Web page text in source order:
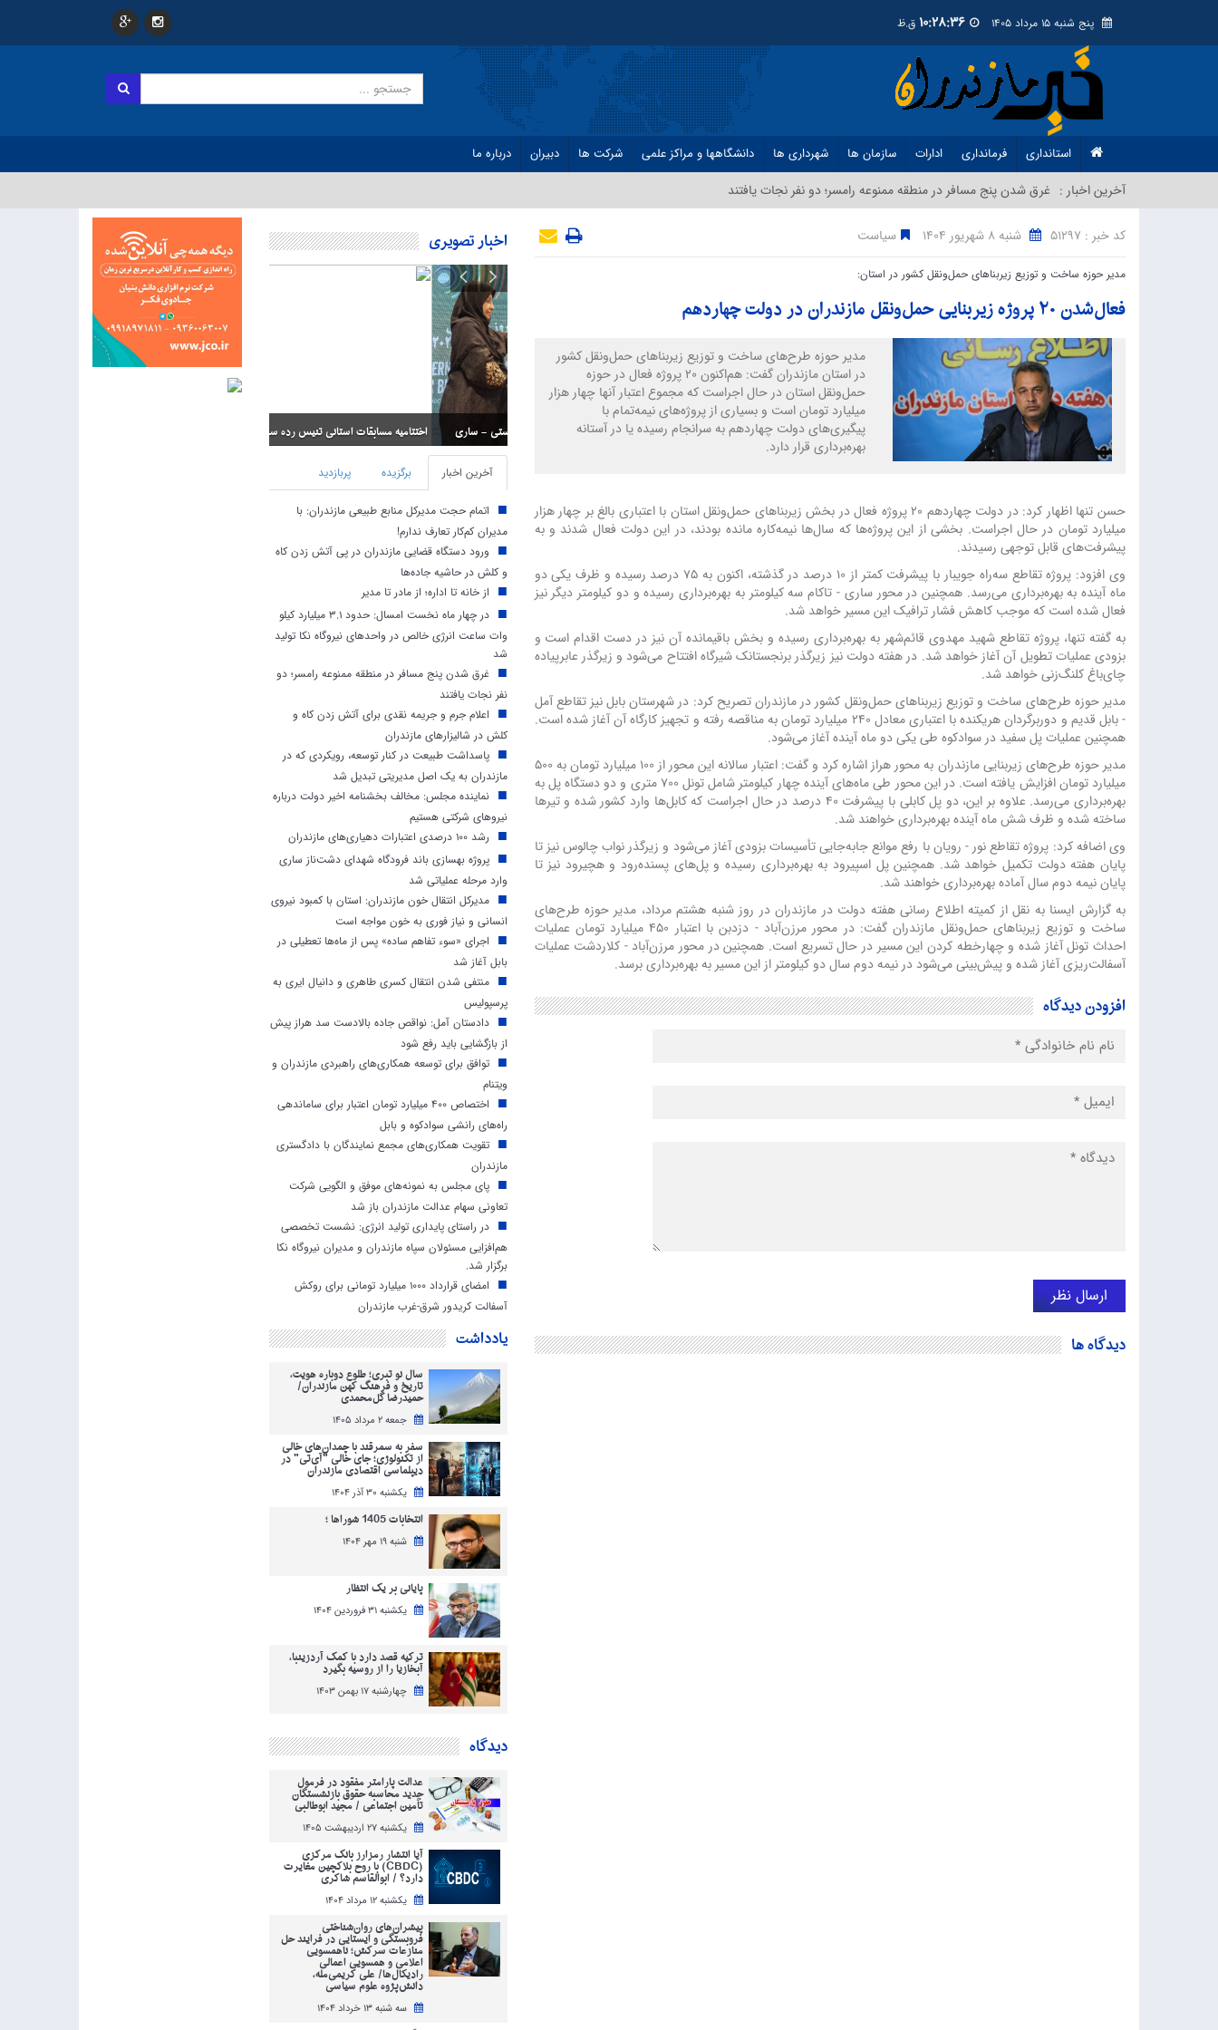
پنج شنبه 15 مرداد 1405 10:28:37 ق.ظ
استانداری فرمانداری ادارات سازمان ها شهرداری ها دانشگاهها و مراکز علمی شرکت ها دبیران درباره ما
آخرین اخبار : غرق شدن پنج مسافر در منطقه ممنوعه رامسر؛ دو نفر نجات یافتند
کد خبر : 51297 شنبه 8 شهريور 1404 سیاست
مدیر حوزه ساخت و توزیع زیربناهای حمل‌ونقل کشور در استان:
فعال‌شدن ۲۰ پروژه زیربنایی حمل‌ونقل مازندران در دولت چهاردهم
مدیر حوزه طرح‌های ساخت و توزیع زیربناهای حمل‌ونقل کشور
در استان مازندران گفت: هم‌اکنون ۲۰ پروژه فعال در حوزه
حمل‌ونقل استان در حال اجراست که مجموع اعتبار آنها چهار هزار
میلیارد تومان است و بسیاری از پروژه‌های نیمه‌تمام با
پیگیری‌های دولت چهاردهم به سرانجام رسیده یا در آستانه
بهره‌برداری قرار دارد.
حسن تنها اظهار کرد: در دولت چهاردهم ۲۰ پروژه فعال در بخش زیربناهای حمل‌ونقل استان با اعتباری بالغ بر چهار هزار
میلیارد تومان در حال اجراست. بخشی از این پروژه‌ها که سال‌ها نیمه‌کاره مانده بودند، در این دولت فعال شدند و به
پیشرفت‌های قابل توجهی رسیدند.
وی افزود: پروژه تقاطع سه‌راه جویبار با پیشرفت کمتر از ۱۰ درصد در گذشته، اکنون به ۷۵ درصد رسیده و ظرف یکی دو
ماه آینده به بهره‌برداری می‌رسد. همچنین در محور ساری - تاکام سه کیلومتر به بهره‌برداری رسیده و دو کیلومتر دیگر نیز
فعال شده است که موجب کاهش فشار ترافیک این مسیر خواهد شد.
به گفته تنها، پروژه تقاطع شهید مهدوی قائم‌شهر به بهره‌برداری رسیده و بخش باقیمانده آن نیز در دست اقدام است و
بزودی عملیات تطویل آن آغاز خواهد شد. در هفته دولت نیز زیرگذر برنجستانک شیرگاه افتتاح می‌شود و زیرگذر عابرپیاده
چای‌باغ کلنگ‌زنی خواهد شد.
مدیر حوزه طرح‌های ساخت و توزیع زیربناهای حمل‌ونقل کشور در مازندران تصریح کرد: در شهرستان بابل نیز تقاطع آمل
- بابل قدیم و دوربرگردان هریکنده با اعتباری معادل ۲۴۰ میلیارد تومان به مناقصه رفته و تجهیز کارگاه آن آغاز شده است.
همچنین عملیات پل سفید در سوادکوه طی یکی دو ماه آینده آغاز می‌شود.
مدیر حوزه طرح‌های زیربنایی مازندران به محور هراز اشاره کرد و گفت: اعتبار سالانه این محور از ۱۰۰ میلیارد تومان به ۵۰۰
میلیارد تومان افزایش یافته است. در این محور طی ماه‌های آینده چهار کیلومتر شامل تونل ۷۰۰ متری و دو دستگاه پل به
بهره‌برداری می‌رسد. علاوه بر این، دو پل کابلی با پیشرفت ۴۰ درصد در حال اجراست که کابل‌ها وارد کشور شده و تیرها
ساخته شده و ظرف شش ماه آینده بهره‌برداری خواهند شد.
وی اضافه کرد: پروژه تقاطع نور - رویان با رفع موانع جابه‌جایی تأسیسات بزودی آغاز می‌شود و زیرگذر نواب چالوس نیز تا
پایان هفته دولت تکمیل خواهد شد. همچنین پل اسپیرود به بهره‌برداری رسیده و پل‌های پسنده‌رود و هچیرود نیز تا
پایان نیمه دوم سال آماده بهره‌برداری خواهند شد.
به گزارش ایسنا به نقل از کمیته اطلاع رسانی هفته دولت در مازندران در روز شنبه هشتم مرداد، مدیر حوزه طرح‌های
ساخت و توزیع زیربناهای حمل‌ونقل مازندران گفت: در محور مرزن‌آباد - دزدبن با اعتبار ۴۵۰ میلیارد تومان عملیات
احداث تونل آغاز شده و چهارخطه کردن این مسیر در حال تسریع است. همچنین در محور مرزن‌آباد - کلاردشت عملیات
آسفالت‌ریزی آغاز شده و پیش‌بینی می‌شود در نیمه دوم سال دو کیلومتر از این مسیر به بهره‌برداری برسد.
افزودن دیدگاه
دیدگاه ها
اخبار تصویری
اختتامیه مسابقات استانی تنیس رده سنی نونهالان
آخرین اخبار برگزیده پربازدید
اتمام حجت مدیرکل منابع طبیعی مازندران: با
مدیران کم‌کار تعارف ندارم!
ورود دستگاه قضایی مازندران در پی آتش زدن کاه
و کلش در حاشیه جاده‌ها
از خانه تا اداره؛ از مادر تا مدیر
در چهار ماه نخست امسال: حدود 3.1 میلیارد کیلو
وات ساعت انرژی خالص در واحدهای نیروگاه نکا تولید
شد
غرق شدن پنج مسافر در منطقه ممنوعه رامسر؛ دو
نفر نجات یافتند
اعلام جرم و جریمه نقدی برای آتش زدن کاه و
کلش در شالیزارهای مازندران
پاسداشت طبیعت در کنار توسعه، رویکردی که در
مازندران به یک اصل مدیریتی تبدیل شد
نماینده مجلس: مخالف بخشنامه اخیر دولت درباره
نیروهای شرکتی هستیم
رشد ۱۰۰ درصدی اعتبارات دهیاری‌های مازندران
پروژه بهسازی باند فرودگاه شهدای دشت‌ناز ساری
وارد مرحله عملیاتی شد
مدیرکل انتقال خون مازندران: استان با کمبود نیروی
انسانی و نیاز فوری به خون مواجه است
اجرای «سوء تفاهم ساده» پس از ماه‌ها تعطیلی در
بابل آغاز شد
منتفی شدن انتقال کسری طاهری و دانیال ایری به
پرسپولیس
دادستان آمل: نواقص جاده بالادست سد هراز پیش
از بازگشایی باید رفع شود
توافق برای توسعه همکاری‌های راهبردی مازندران و
ویتنام
اختصاص ۴۰۰ میلیارد تومان اعتبار برای ساماندهی
راه‌های رانشی سوادکوه و بابل
تقویت همکاری‌های مجمع نمایندگان با دادگستری
مازندران
پای مجلس به نمونه‌های موفق و الگویی شرکت
تعاونی سهام عدالت مازندران باز شد
در راستای پایداری تولید انرژی: نشست تخصصی
هم‌افزایی مسئولان سپاه مازندران و مدیران نیروگاه نکا
برگزار شد.
امضای قرارداد ۱۰۰۰ میلیارد تومانی برای روکش
آسفالت کریدور شرق-غرب مازندران
یادداشت
سال نو تبری؛ طلوع دوباره هویت،
تاریخ و فرهنگ کهن مازندران/
حمیدرضا گل‌محمدی
جمعه 2 مرداد 1405
سفر به سمرقند با چمدان‌های خالی
از تکنولوژی؛ جای خالی "آی‌تی" در
دیپلماسی اقتصادی مازندران
یکشنبه 30 آذر 1404
انتخابات 1405 شوراها ؛
شنبه 19 مهر 1404
پایانی بر یک انتظار
یکشنبه 31 فروردين 1404
ترکیه قصد دارد با کمک آردزینبا،
آبخازیا را از روسیه بگیرد
چهارشنبه 17 بهمن 1403
دیدگاه
عدالت پارامتر مفقود در فرمول
جدید محاسبه حقوق بازنشستگان
تأمین اجتماعی / مجید ابوطالبی
یکشنبه 27 ارديبهشت 1405
آیا انتشار رمزارز بانک مرکزی
(CBDC) با روح بلاکچین مغایرت
دارد؟ / ابوالقاسم شاکری
یکشنبه 12 مرداد 1404
پیشران‌های روان‌شناختی
فروبستگی و ایستایی در فرایند حل
منازعات سرکش؛ ناهمسویی
اعلامی و همسویی اعمالی
رادیکال‌ها/ علی کریمی‌مله،
دانش‌پژوه علوم سیاسی
سه شنبه 13 خرداد 1404